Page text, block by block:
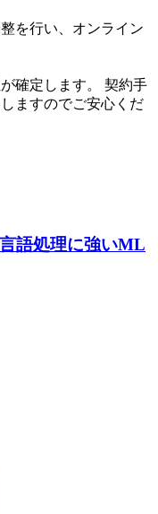
を行い、オンライン
確定します。 契約手
ますのでご安心くだ
語処理に強いML